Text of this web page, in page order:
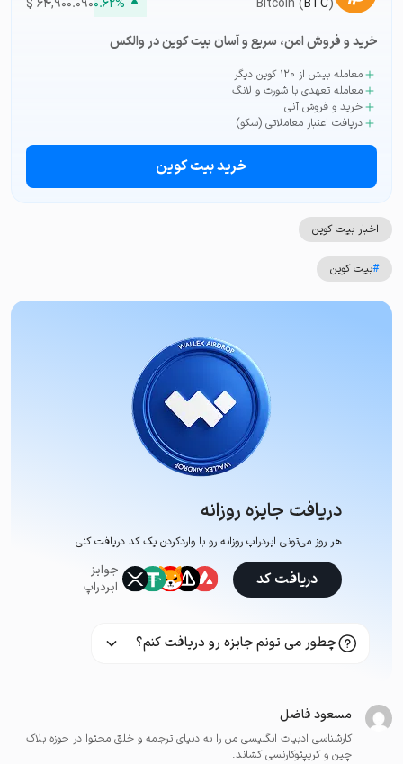
Bitcoin (BTC)
$ ۶۴,۹۰۰.۰۹۰۰.۶۲%
خرید و فروش امن، سریع و آسان بیت کوین در والکس
معامله بیش از ۱۲۰ کوین دیگر
معامله تعهدی با شورت و لانگ
خرید و فروش آنی
دریافت اعتبار معاملاتی (سکو)
خرید بیت کوین
اخبار بیت کوین
#بیت کوین
دریافت جایزه روزانه
هر روز می‌تونی ایردراپ روزانه رو با وارد‌کردن یک کد دریافت کنی.
جوایز
ایردراپ
دریافت کد
چطور می تونم جایزه رو دریافت کنم؟
مسعود فاضل
کارشناسی ادبیات انگلیسی من را به دنیای ترجمه و خلق محتوا در حوزه بلاک
چین و کریپتوکارنسی کشاند.